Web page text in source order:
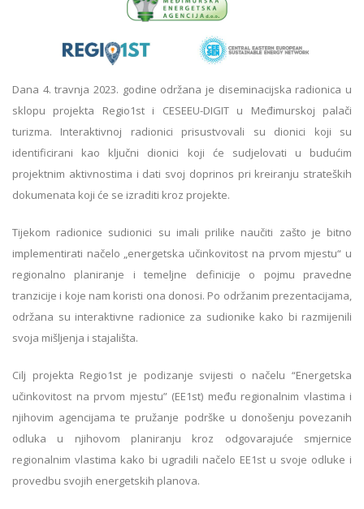
Dana 4. travnja 2023. godine održana je diseminacijska radionica u
sklopu projekta Regio1st i CESEEU-DIGIT u Međimurskoj palači
turizma. Interaktivnoj radionici prisustvovali su dionici koji su
identificirani kao ključni dionici koji će sudjelovati u budućim
projektnim aktivnostima i dati svoj doprinos pri kreiranju strateških
dokumenata koji će se izraditi kroz projekte.
Tijekom radionice sudionici su imali prilike naučiti zašto je bitno
implementirati načelo „energetska učinkovitost na prvom mjestu“ u
regionalno planiranje i temeljne definicije o pojmu pravedne
tranzicije i koje nam koristi ona donosi. Po održanim prezentacijama,
održana su interaktivne radionice za sudionike kako bi razmijenili
svoja mišljenja i stajališta.
Cilj projekta Regio1st je podizanje svijesti o načelu “Energetska
učinkovitost na prvom mjestu” (EE1st) među regionalnim vlastima i
njihovim agencijama te pružanje podrške u donošenju povezanih
odluka u njihovom planiranju kroz odgovarajuće smjernice
regionalnim vlastima kako bi ugradili načelo EE1st u svoje odluke i
provedbu svojih energetskih planova.